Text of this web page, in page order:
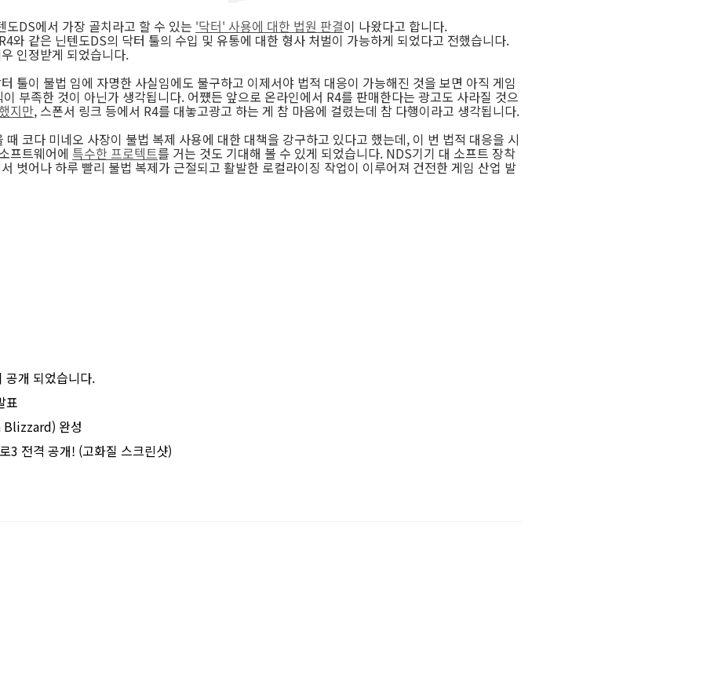
DS에서 가장 골치라고 할 수 있는 '닥터' 사용에 대한 법원 판결이 나왔다고 합니다.
와 같은 닌텐도DS의 닥터 툴의 수입 및 유통에 대한 형사 처벌이 가능하게 되었다고 전했습니다.
인정받게 되었습니다.
툴이 불법 임에 자명한 사실임에도 불구하고 이제서야 법적 대응이 가능해진 것을 보면 아직 게임
부족한 것이 아닌가 생각됩니다. 어쩄든 앞으로 온라인에서 R4를 판매한다는 광고도 사라질 것으
지만, 스폰서 링크 등에서 R4를 대놓고광고 하는 게 참 마음에 걸렸는데 참 다행이라고 생각됩니다.
코다 미네오 사장이 불법 복제 사용에 대한 대책을 강구하고 있다고 했는데, 이 번 법적 대응을 시
프트웨어에 특수한 프로텍트를 거는 것도 기대해 볼 수 있게 되었습니다. NDS기기 대 소프트 장착
벗어나 하루 빨리 불법 복제가 근절되고 활발한 로컬라이징 작업이 이루어져 건전한 게임 산업 발
공개 되었습니다.
표
Blizzard) 완성
3 전격 공개! (고화질 스크린샷)